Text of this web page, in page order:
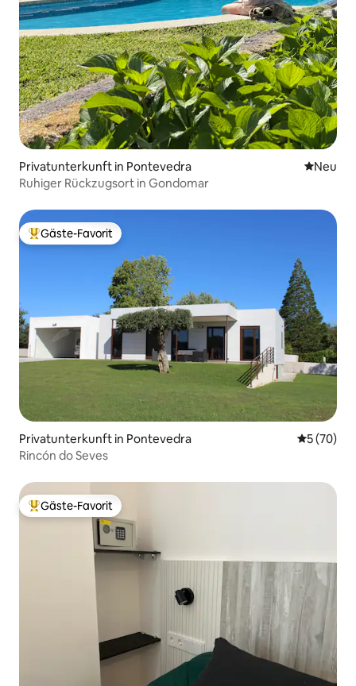
Privatunterkunft in Pontevedra Neue
Neu
Ruhiger Rückzugsort in Gondomar
Beliebter Gäste-Favorit.
Gäste-Favorit
Privatunterkunft in Pontevedra
5 (70)
Rincón do Seves
Beliebter Gäste-Favorit.
Gäste-Favorit